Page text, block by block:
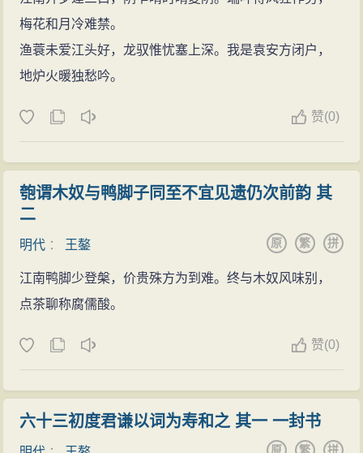
崇古，湛深经术，所以其文章舂容醇厚、渊深博赡，颇
有唐宋遗风。其“ 墓志铭”类文章，写人纪事，重视节操，
联系时运，舂容有度，不华不饰，质朴典重，也有相当
志铭
等。见于他的“杂传”中的一些经学、史学类的文章，
个人作品
王鏊著有《震泽编》、《震泽集》、《震泽长
编》辑有《王文恪
集》。王鏊还曾参与编修《明宪
宗实录》、《明孝宗实录》，任《孝宗实录》副总裁。
并与徐溥等共修《大明会典》，任副总裁。其所撰《姑
城池、寺观、古迹、纪事、杂事等，共三十一门。该志
士、国史总裁、同知经筵事。十二月，明景帝汪皇后去
世，朝廷对以什么规格举行丧礼拿不定主意。王鏊说：
“皇妃并非因罪被废，应恢复原封号，按妃的规格安葬，
英殿大学士，仍任户部尚书。 正德四年（1509年），明
宪宗废后吴氏（吴废后）去世，刘瑾要按普通宫女的
度 把她的遗体焚烧、草草安埋。王鏊认为不可，最终才
去，王鏊对刘瑾说：“士可杀，不可辱。现在对崔璇侮辱
并且又要杀之，我还有何脸面留在内阁。”李东阳也极力
相救，崔璇等才得以免死遣送
。刘瑾恨已致仕的韩
鏊与李东阳前后都极力相救，使刘瑾阴谋未得逞。有人
在刘瑾面前诽谤杨一清，称他筑边墙浪费军需。王鏊争
辩道：“杨一清为国修边，岂能以功为罪？”刘瑾对兵部尚
梅花和月冷难禁。
渔蓑未爱江头好，龙驭惟忧塞上深。我是袁安方闭户，
地炉火暖独愁吟。
赞(0)
匏谓木奴与鸭脚子同至不宜见遗仍次前韵 其
二
明代 ： 王鏊 拼
繁
原
江南鸭脚少登槃，价贵殊方为到难。终与木奴风味别，
点茶聊称腐儒酸。
赞(0)
六十三初度君谦以词为寿和之 其一 一封书
拼
繁
原